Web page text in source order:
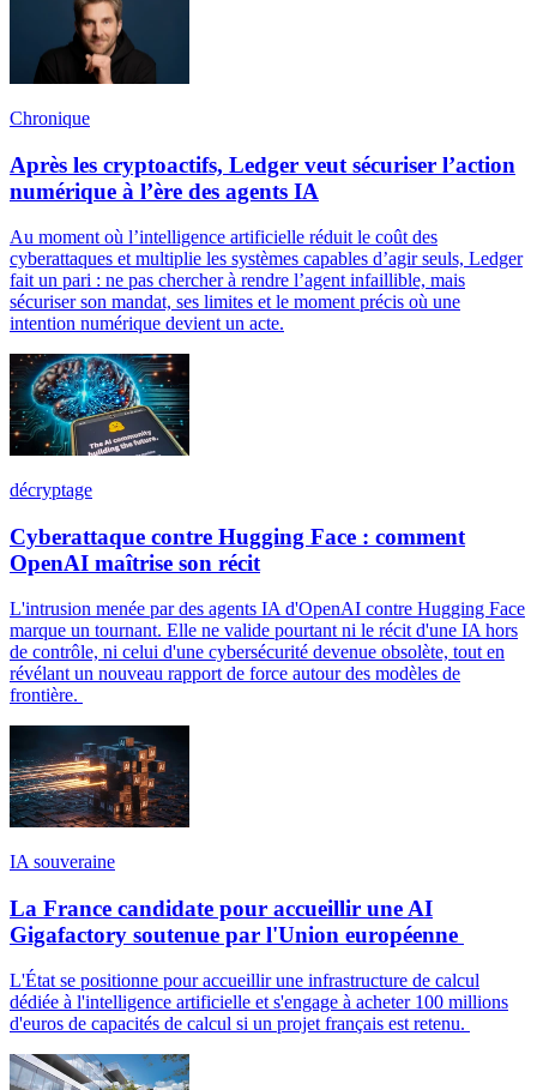
Chronique
Après les cryptoactifs, Ledger veut sécuriser l’action
numérique à l’ère des agents IA
Au moment où l’intelligence artificielle réduit le coût des
cyberattaques et multiplie les systèmes capables d’agir seuls, Ledger
fait un pari : ne pas chercher à rendre l’agent infaillible, mais
sécuriser son mandat, ses limites et le moment précis où une
intention numérique devient un acte.
décryptage
Cyberattaque contre Hugging Face : comment
OpenAI maîtrise son récit
L'intrusion menée par des agents IA d'OpenAI contre Hugging Face
marque un tournant. Elle ne valide pourtant ni le récit d'une IA hors
de contrôle, ni celui d'une cybersécurité devenue obsolète, tout en
révélant un nouveau rapport de force autour des modèles de
frontière.
IA souveraine
La France candidate pour accueillir une AI
Gigafactory soutenue par l'Union européenne
L'État se positionne pour accueillir une infrastructure de calcul
dédiée à l'intelligence artificielle et s'engage à acheter 100 millions
d'euros de capacités de calcul si un projet français est retenu.